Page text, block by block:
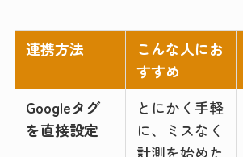
連携方法
こんな人にお
すすめ
Googleタグ
を直接設定
とにかく手軽
に、ミスなく
計測を始めた